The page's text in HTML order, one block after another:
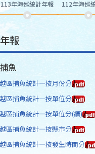
113年海巡統計年報 112年海巡
報
魚
區捕魚統計—按月份分
區捕魚統計—按單位分
區捕魚統計—按單位分(續)
區捕魚統計—按縣市分
區捕魚統計—按發生時間分